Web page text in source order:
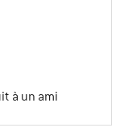
à un ami